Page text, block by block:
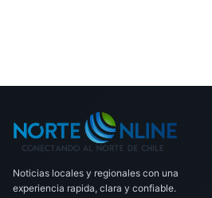
Noticias locales y regionales con una
experiencia rapida, clara y confiable.